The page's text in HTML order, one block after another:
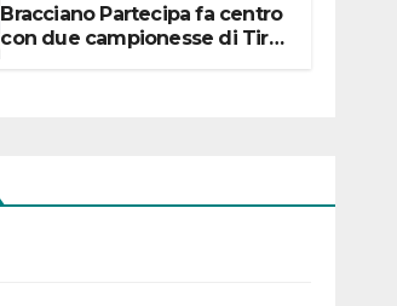
Bracciano Partecipa fa centro
con due campionesse di Tiro